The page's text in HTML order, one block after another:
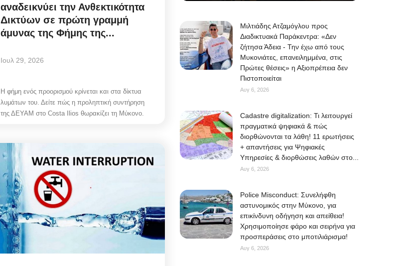
αναδεικνύει την Ανθεκτικότητα
Δικτύων σε πρώτη γραμμή
άμυνας της Φήμης της...
Ιουλ 29, 2026
Η φήμη ενός προορισμού κρίνεται και στα δίκτυα
λυμάτων του. Δείτε πώς η προληπτική συντήρηση
της ΔΕΥΑΜ στο Costa Ilios θωρακίζει τη Μύκονο.
Μιλτιάδης Ατζαμόγλου προς
Διαδικτυακά Παράκεντρα: «Δεν
ζήτησα Άδεια - Την έχω από τους
Μυκονιάτες, επανειλημμένα, στις
Πρώτες θέσεις» η Αξιοπρέπεια δεν
Πιστοποιείται
Αυγ 6, 2026
Cadastre digitalization: Τι λειτουργεί
πραγματικά ψηφιακά & πώς
διορθώνονται τα λάθη! 11 ερωτήσεις
+ απαντήσεις για Ψηφιακές
Υπηρεσίες & διορθώσεις λαθών στο...
Αυγ 6, 2026
Police Misconduct: Συνελήφθη
αστυνομικός στην Μύκονο, για
επικίνδυνη οδήγηση και απείθεια!
Χρησιμοποίησε φάρο και σειρήνα για
προσπεράσεις στο μποτιλιάρισμα!
Αυγ 6, 2026